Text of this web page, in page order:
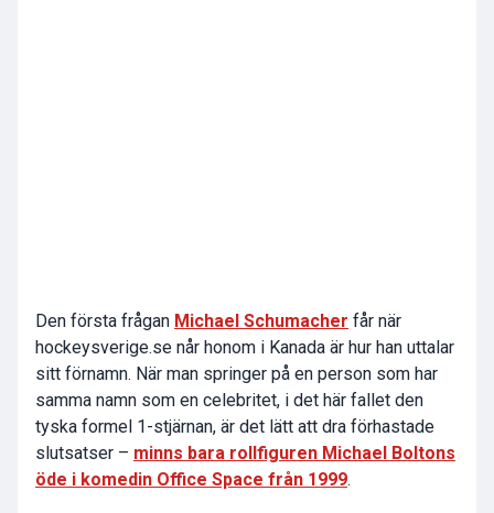
Den första frågan Michael Schumacher får när
hockeysverige.se når honom i Kanada är hur han uttalar
sitt förnamn. När man springer på en person som har
samma namn som en celebritet, i det här fallet den
tyska formel 1-stjärnan, är det lätt att dra förhastade
slutsatser – minns bara rollfiguren Michael Boltons
öde i komedin Office Space från 1999.